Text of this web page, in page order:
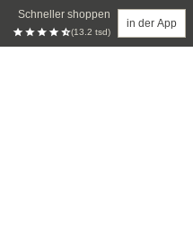
Schneller shoppen
(13.2 tsd)
in der App